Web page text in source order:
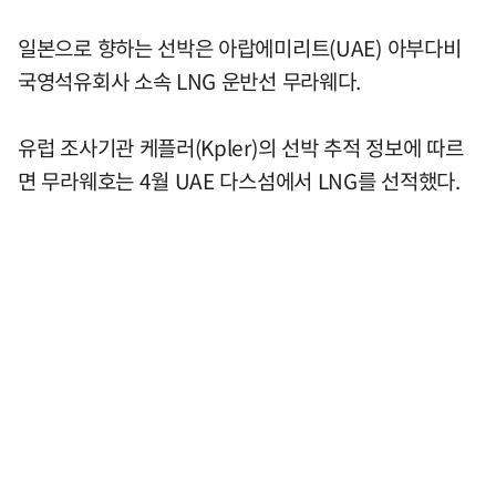
일본으로 향하는 선박은 아랍에미리트(UAE) 아부다비
국영석유회사 소속 LNG 운반선 무라웨다.
유럽 조사기관 케플러(Kpler)의 선박 추적 정보에 따르
면 무라웨호는 4월 UAE 다스섬에서 LNG를 선적했다.